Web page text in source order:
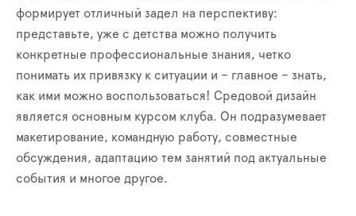
формирует отличный задел на перспективу:
представьте, уже с детства можно получить
конкретные профессиональные знания, четко
понимать их привязку к ситуации и – главное – знать,
как ими можно воспользоваться! Средовой дизайн
является основным курсом клуба. Он подразумевает
макетирование, командную работу, совместные
обсуждения, адаптацию тем занятий под актуальные
события и многое другое.